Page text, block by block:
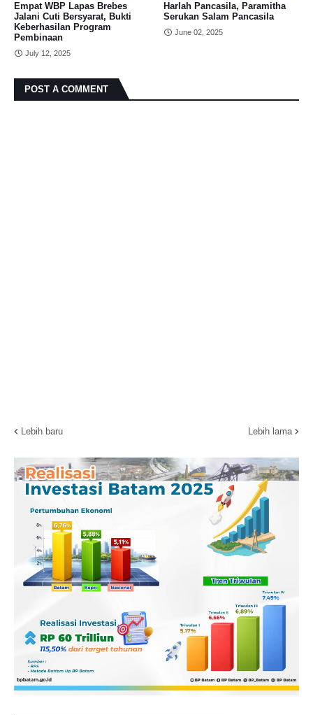
Empat WBP Lapas Brebes
Jalani Cuti Bersyarat, Bukti
Keberhasilan Program
Pembinaan
July 12, 2025
Harlah Pancasila, Paramitha
Serukan Salam Pancasila
June 02, 2025
POST A COMMENT
Lebih baru Lebih lama